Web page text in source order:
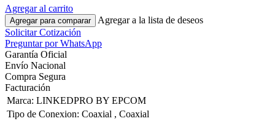
Agregar al carrito
Agregar para comparar
Agregar a la lista de deseos
Solicitar Cotización
Preguntar por WhatsApp
Garantía Oficial
Envío Nacional
Compra Segura
Facturación
Marca: LINKEDPRO BY EPCOM
Tipo de Conexion: Coaxial , Coaxial